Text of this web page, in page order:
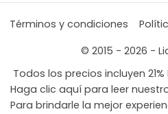
Términos y condiciones
© 2015 - 2026 -
Todos los precios incluyen
Haga clic aquí para leer
Para brindarle la mejor